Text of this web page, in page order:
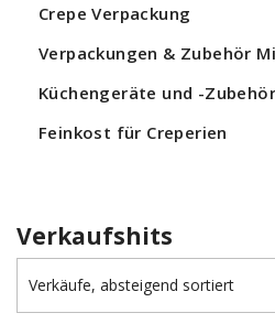
Crepe Verpackung
Verpackungen & Zubehör
Küchengeräte und -Zubehör
Feinkost für Creperien
Verkaufshits
Verkäufe, absteigend sortiert